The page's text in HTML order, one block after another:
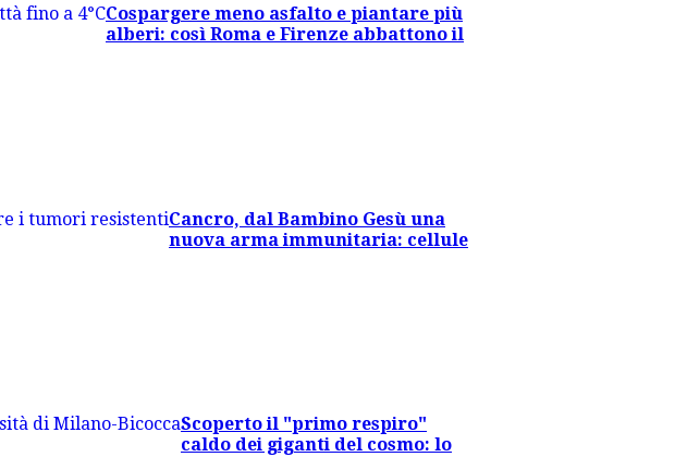
Cospargere meno asfalto e piantare più
alberi: così Roma e Firenze abbattono il
Cancro, dal Bambino Gesù una
nuova arma immunitaria: cellule
Scoperto il "primo respiro"
caldo dei giganti del cosmo: lo